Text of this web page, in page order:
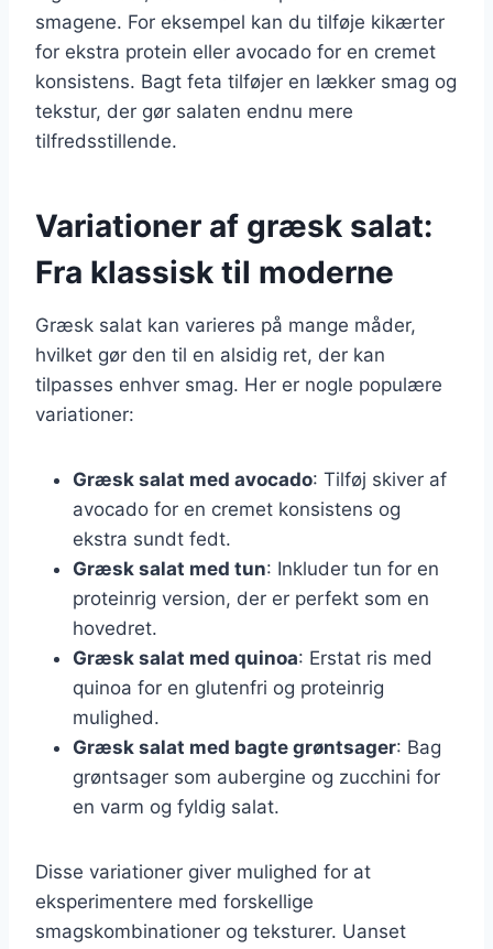
smagene. For eksempel kan du tilføje kikærter
for ekstra protein eller avocado for en cremet
konsistens. Bagt feta tilføjer en lækker smag og
tekstur, der gør salaten endnu mere
tilfredsstillende.
Variationer af græsk salat:
Fra klassisk til moderne
Græsk salat kan varieres på mange måder,
hvilket gør den til en alsidig ret, der kan
tilpasses enhver smag. Her er nogle populære
variationer:
Græsk salat med avocado: Tilføj skiver af
avocado for en cremet konsistens og
ekstra sundt fedt.
Græsk salat med tun: Inkluder tun for en
proteinrig version, der er perfekt som en
hovedret.
Græsk salat med quinoa: Erstat ris med
quinoa for en glutenfri og proteinrig
mulighed.
Græsk salat med bagte grøntsager: Bag
grøntsager som aubergine og zucchini for
en varm og fyldig salat.
Disse variationer giver mulighed for at
eksperimentere med forskellige
smagskombinationer og teksturer. Uanset